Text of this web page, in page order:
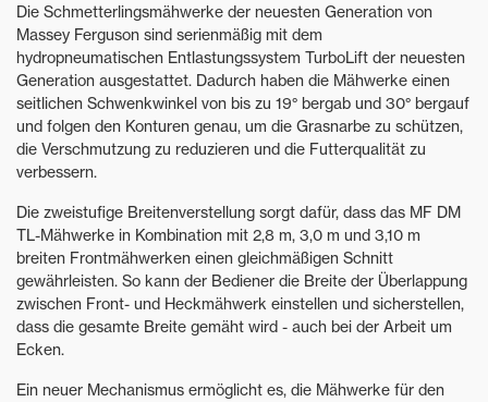
Die Schmetterlingsmähwerke der neuesten Generation von
Massey Ferguson sind serienmäßig mit dem
hydropneumatischen Entlastungssystem TurboLift der neuesten
Generation ausgestattet. Dadurch haben die Mähwerke einen
seitlichen Schwenkwinkel von bis zu 19° bergab und 30° bergauf
und folgen den Konturen genau, um die Grasnarbe zu schützen,
die Verschmutzung zu reduzieren und die Futterqualität zu
verbessern.
Die zweistufige Breitenverstellung sorgt dafür, dass das MF DM
TL-Mähwerke in Kombination mit 2,8 m, 3,0 m und 3,10 m
breiten Frontmähwerken einen gleichmäßigen Schnitt
gewährleisten. So kann der Bediener die Breite der Überlappung
zwischen Front- und Heckmähwerk einstellen und sicherstellen,
dass die gesamte Breite gemäht wird - auch bei der Arbeit um
Ecken.
Ein neuer Mechanismus ermöglicht es, die Mähwerke für den